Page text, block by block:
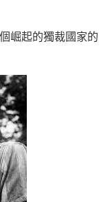
崛起的獨裁國家的